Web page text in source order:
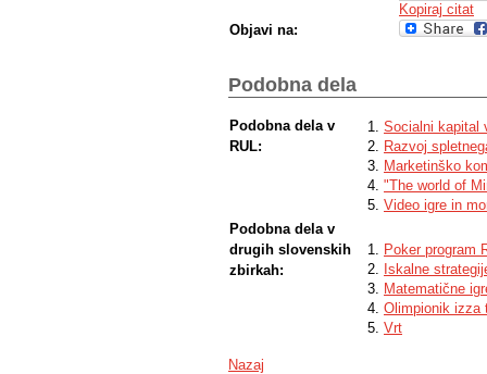
Kopiraj citat
Objavi na:
Podobna dela
Podobna dela v
RUL:
Socialni kapital
Razvoj
Marketinško
"The world of
Video igre in
Podobna dela v
drugih slovenskih
zbirkah:
Poker program
Iskalne
Matematične
Olimpionik izza
Vrt
Nazaj